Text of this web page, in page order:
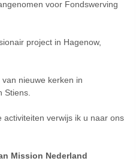
voor Fondswerving
project in Hagenow,
nieuwe kerken in
Stiens.
verwijs ik u naar ons
Mission Nederland